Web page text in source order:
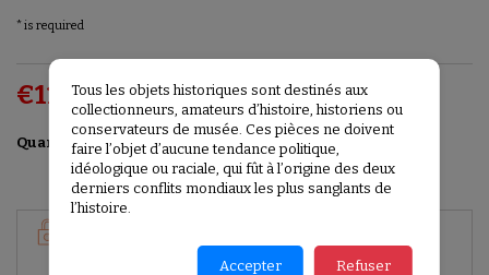
* is required
€110.00 VAT included
Quantity  Add to basket
(À MODIFIER DANS LE MODULE "RÉASSURANCE")
Tous les objets historiques sont destinés aux
collectionneurs, amateurs d’histoire, historiens ou
conservateurs de musée. Ces pièces ne doivent
faire l’objet d’aucune tendance politique,
idéologique ou raciale, qui fût à l’origine des deux
derniers conflits mondiaux les plus sanglants de
l’histoire.
Accepter Refuser